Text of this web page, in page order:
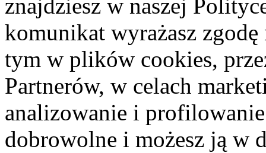
znajdziesz w naszej
komunikat wyrażasz
tym w plików cookies,
Partnerów, w celach
analizowanie i
dobrowolne i możesz ją w